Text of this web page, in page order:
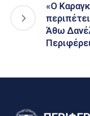
«Ο
Άθω